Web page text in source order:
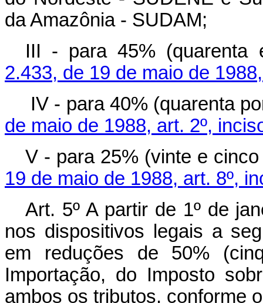
da Amazônia - SUDAM;
III - para 45%
2.433, de 19 de maio de
IV - para 40% (quarenta
de maio de 1988, art. 2º,
V - para 25% (vinte e
19 de maio de 1988, art. 8º,
Art. 5º A partir de 1º de
nos dispositivos legais a
em reduções de 50%
Importação, do Imposto
ambos os tributos, conforme